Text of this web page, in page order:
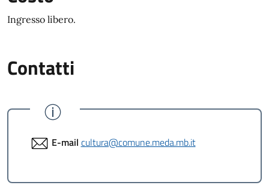
Ingresso libero.
Contatti
E-mail cultura@comune.meda.mb.it